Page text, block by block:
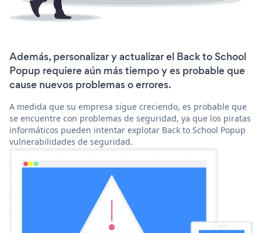
Además, personalizar y actualizar el Back to School
Popup requiere aún más tiempo y es probable que
cause nuevos problemas o errores.
A medida que su empresa sigue creciendo, es probable que
se encuentre con problemas de seguridad, ya que los piratas
informáticos pueden intentar explotar Back to School Popup
vulnerabilidades de seguridad.